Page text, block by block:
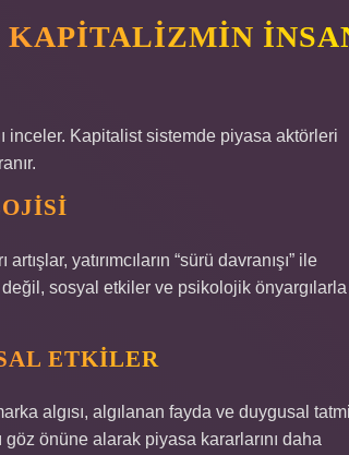
KAPITALIZMIN
inceler. Kapitalist sistemde piyasa aktörleri
yatırımcıların “sürü davranışı” ile
sosyal etkiler ve psikolojik
ETKILER
algısı, algılanan fayda ve duygusal
önüne alarak piyasa kararlarını daha